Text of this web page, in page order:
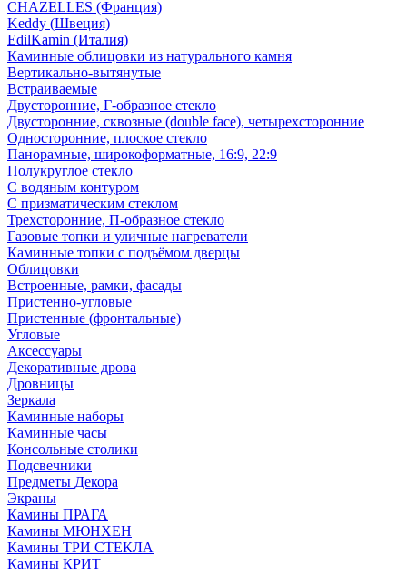
CHAZELLES (Франция)
Keddy (Швеция)
EdilKamin (Италия)
Каминные облицовки из натурального камня
Вертикально-вытянутые
Встраиваемые
Двусторонние, Г-образное стекло
Двусторонние, сквозные (double face), четырехсторонние
Односторонние, плоское стекло
Панорамные, широкоформатные, 16:9, 22:9
Полукруглое стекло
С водяным контуром
С призматическим стеклом
Трехсторонние, П-образное стекло
Газовые топки и уличные нагреватели
Каминные топки с подъёмом дверцы
Облицовки
Встроенные, рамки, фасады
Пристенно-угловые
Пристенные (фронтальные)
Угловые
Аксессуары
Декоративные дрова
Дровницы
Зеркала
Каминные наборы
Каминные часы
Консольные столики
Подсвечники
Предметы Декора
Экраны
Камины ПРАГА
Камины МЮНХЕН
Камины ТРИ СТЕКЛА
Камины КРИТ